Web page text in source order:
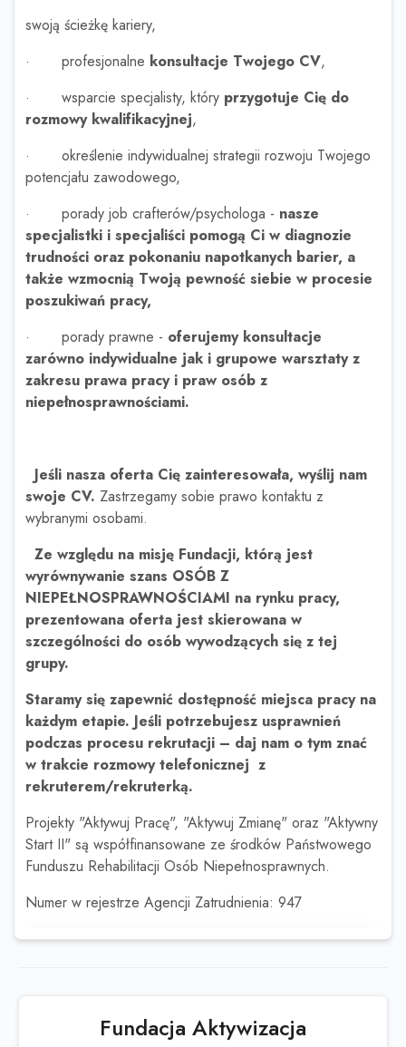
swoją ścieżkę kariery,
· profesjonalne konsultacje Twojego CV,
· wsparcie specjalisty, który przygotuje Cię do
rozmowy kwalifikacyjnej,
· określenie indywidualnej strategii rozwoju Twojego
potencjału zawodowego,
· porady job crafterów/psychologa - nasze
specjalistki i specjaliści pomogą Ci w diagnozie
trudności oraz pokonaniu napotkanych barier, a
także wzmocnią Twoją pewność siebie w procesie
poszukiwań pracy,
· porady prawne - oferujemy konsultacje
zarówno indywidualne jak i grupowe warsztaty z
zakresu prawa pracy i praw osób z
niepełnosprawnościami.
Jeśli nasza oferta Cię zainteresowała, wyślij nam
swoje CV. Zastrzegamy sobie prawo kontaktu z
wybranymi osobami.
Ze względu na misję Fundacji, którą jest
wyrównywanie szans OSÓB Z
NIEPEŁNOSPRAWNOŚCIAMI na rynku pracy,
prezentowana oferta jest skierowana w
szczególności do osób wywodzących się z tej
grupy.
Staramy się zapewnić dostępność miejsca pracy na
każdym etapie. Jeśli potrzebujesz usprawnień
podczas procesu rekrutacji – daj nam o tym znać
w trakcie rozmowy telefonicznej z
rekruterem/rekruterką.
Projekty "Aktywuj Pracę", "Aktywuj Zmianę" oraz "Aktywny
Start II" są współfinansowane ze środków Państwowego
Funduszu Rehabilitacji Osób Niepełnosprawnych.
Numer w rejestrze Agencji Zatrudnienia: 947
Fundacja Aktywizacja